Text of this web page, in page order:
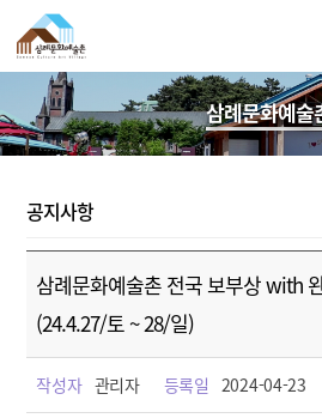
삼례문화예술
공지사항
삼례문화예술촌 전국 보부상 with
(24.4.27/토 ~ 28/일)
작성자 관리자 등록일 2024-04-23